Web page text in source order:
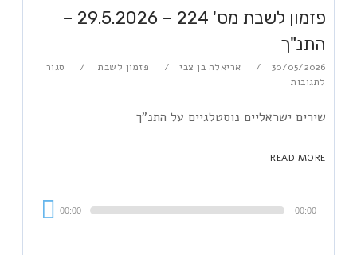
פזמון לשבת מס' 224 – 29.5.2026 –
התנ"ך
30/05/2026 אריאלה בן צבי פזמון לשבת
סגור
לתגובות
שירים ישראליים נוסטלגיים על התנ"ך
READ MORE
00:00 00:00